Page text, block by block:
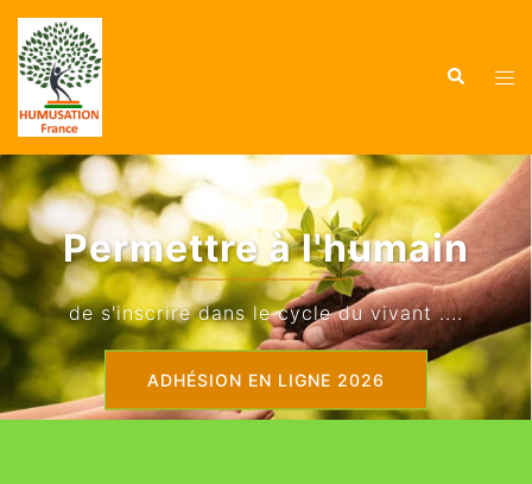
Aller
contenu
Permettre à l'humain
de s'inscrire dans le cycle du vivant ....
ADHÉSION EN LIGNE 2026